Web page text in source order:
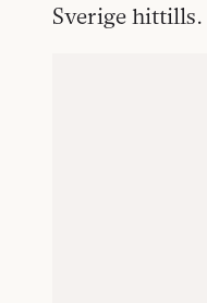
Sverige hittills.